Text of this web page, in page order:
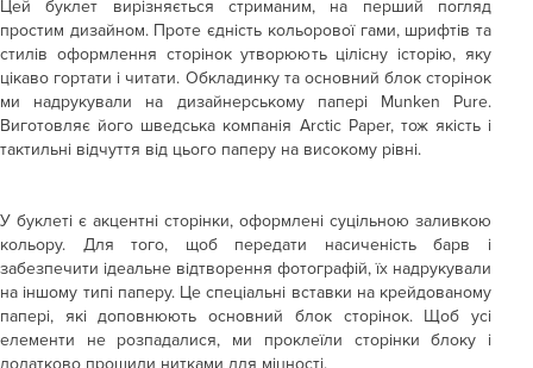
Цей буклет вирізняється стриманим, на перший погляд
простим дизайном. Проте єдність кольорової гами, шрифтів та
стилів оформлення сторінок утворюють цілісну історію, яку
цікаво гортати і читати. Обкладинку та основний блок сторінок
ми надрукували на дизайнерському папері Munken Pure.
Виготовляє його шведська компанія Arctic Paper, тож якість і
тактильні відчуття від цього паперу на високому рівні.
У буклеті є акцентні сторінки, оформлені суцільною заливкою
кольору. Для того, щоб передати насиченість барв і
забезпечити ідеальне відтворення фотографій, їх надрукували
на іншому типі паперу. Це спеціальні вставки на крейдованому
папері, які доповнюють основний блок сторінок. Щоб усі
елементи не розпадалися, ми проклеїли сторінки блоку і
додатково прошили нитками для міцності.